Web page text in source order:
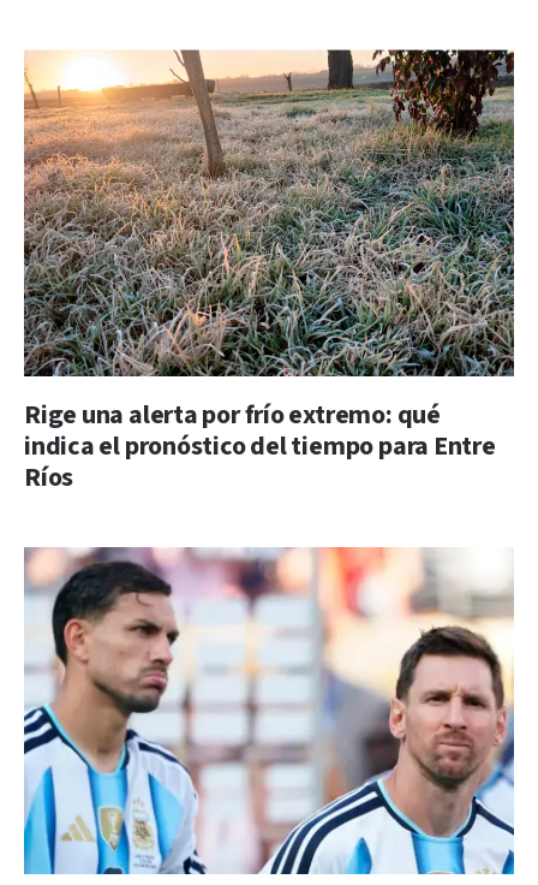
Rige una alerta por frío extremo: qué
indica el pronóstico del tiempo para Entre
Ríos